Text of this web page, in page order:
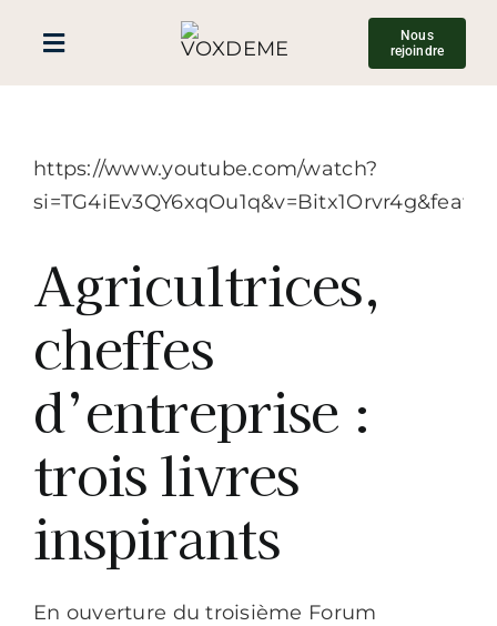
contenu
Toggle
Navigation
Nous connaître
Blog
Développer ses compétences
Ressources
Contact
Nous
rejoindre
https://www.youtube.com/watch?
Agricultrices,
cheffes
d’entreprise :
trois livres
inspirants
En ouverture du troisième Forum